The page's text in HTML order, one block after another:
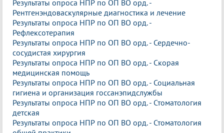
Результаты опроса НПР по ОП ВО орд. -
Рентгенэндоваскулярные диагностика и лечение
Результаты опроса НПР по ОП ВО орд. -
Рефлексотерапия
Результаты опроса НПР по ОП ВО орд. - Сердечно-
сосудистая хирургия
Результаты опроса НПР по ОП ВО орд. - Скорая
медицинская помощь
Результаты опроса НПР по ОП ВО орд. - Социальная
гигиена и организация госсанэпидслужбы
Результаты опроса НПР по ОП ВО орд. - Стоматология
детская
Результаты опроса НПР по ОП ВО орд. - Стоматология